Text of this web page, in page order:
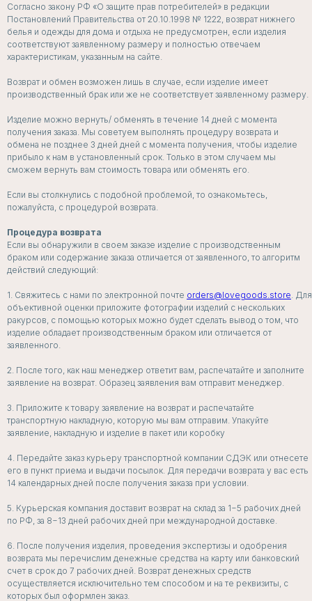
Согласно закону РФ «О защите прав потребителей» в редакции
Постановлений Правительства от 20.10.1998 № 1222, возврат нижнего
белья и одежды для дома и отдыха не предусмотрен, если изделия
соответствуют заявленному размеру и полностью отвечаем
характеристикам, указанным на сайте.
Возврат и обмен возможен лишь в случае, если изделие имеет
производственный брак или же не соответствует заявленному размеру.
Изделие можно вернуть/ обменять в течение 14 дней с момента
получения заказа. Мы советуем выполнять процедуру возврата и
обмена не позднее 3 дней дней с момента получения, чтобы изделие
прибыло к нам в установленный срок. Только в этом случаем мы
сможем вернуть вам стоимость товара или обменять его.
Если вы столкнулись с подобной проблемой, то ознакомьтесь,
пожалуйста, с процедурой возврата.
Процедура возврата
Если вы обнаружили в своем заказе изделие с производственным
браком или содержание заказа отличается от заявленного, то алгоритм
действий следующий:
1. Свяжитесь с нами по электронной почте orders@lovegoods.store . Для
объективной оценки приложите фотографии изделий с нескольких
ракурсов, с помощью которых можно будет сделать вывод о том, что
изделие обладает производственным браком или отличается от
заявленного.
2. После того, как наш менеджер ответит вам, распечатайте и заполните
заявление на возврат. Образец заявления вам отправит менеджер.
3. Приложите к товару заявление на возврат и распечатайте
транспортную накладную, которую мы вам отправим. Упакуйте
заявление, накладную и изделие в пакет или коробку
4. Передайте заказ курьеру транспортной компании СДЭК или отнесете
его в пункт приема и выдачи посылок. Для передачи возврата у вас есть
14 календарных дней после получения заказа при условии.
5. Курьерская компания доставит возврат на склад за 1−5 рабочих дней
по РФ, за 8−13 дней рабочих дней при международной доставке.
6. После получения изделия, проведения экспертизы и одобрения
возврата мы перечислим денежные средства на карту или банковский
счет в срок до 7 рабочих дней. Возврат денежных средств
осуществляется исключительно тем способом и на те реквизиты, с
которых был оформлен заказ.
БЕЛЬЕ
ДЛЯ СЛУЧАЯ